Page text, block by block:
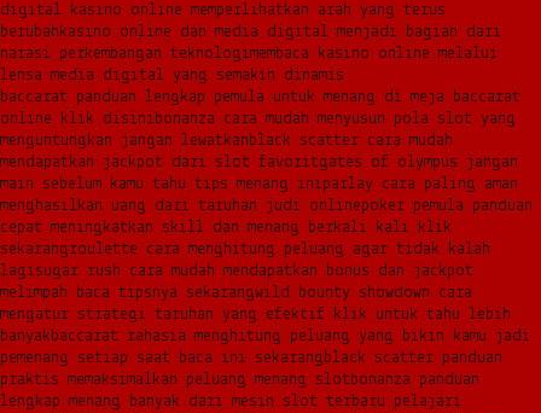
digital kasino online memperlihatkan arah yang terus
berubahkasino online dan media digital menjadi bagian dari
narasi perkembangan teknologimembaca kasino online melalui
lensa media digital yang semakin dinamis
baccarat panduan lengkap pemula untuk menang di meja baccarat
online klik disinibonanza cara mudah menyusun pola slot yang
menguntungkan jangan lewatkanblack scatter cara mudah
mendapatkan jackpot dari slot favoritgates of olympus jangan
main sebelum kamu tahu tips menang iniparlay cara paling aman
menghasilkan uang dari taruhan judi onlinepoker pemula panduan
cepat meningkatkan skill dan menang berkali kali klik
sekarangroulette cara menghitung peluang agar tidak kalah
lagisugar rush cara mudah mendapatkan bonus dan jackpot
melimpah baca tipsnya sekarangwild bounty showdown cara
mengatur strategi taruhan yang efektif klik untuk tahu lebih
banyakbaccarat rahasia menghitung peluang yang bikin kamu jadi
pemenang setiap saat baca ini sekarangblack scatter panduan
praktis memaksimalkan peluang menang slotbonanza panduan
lengkap menang banyak dari mesin slot terbaru pelajari